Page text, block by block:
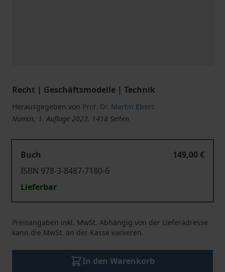
Recht | Geschäftsmodelle | Technik
Herausgegeben von Prof. Dr. Martin Ebers
Nomos, 1. Auflage 2023, 1418 Seiten
Buch
149,00 €
ISBN 978-3-8487-7180-6
Lieferbar
Preisangaben inkl. MwSt. Abhängig von der Lieferadresse
kann die MwSt. an der Kasse variieren.
In den Warenkorb